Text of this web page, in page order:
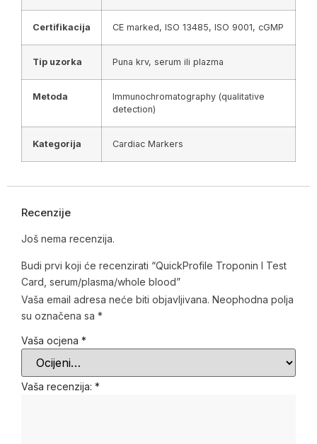
Certifikacija CE marked, ISO 13485, ISO 9001, cGMP
Tip uzorka Puna krv, serum ili plazma
Metoda
Immunochromatography (qualitative
detection)
Kategorija Cardiac Markers
Recenzije
Još nema recenzija.
Budi prvi koji će recenzirati “QuickProfile Troponin I Test
Card, serum/plasma/whole blood”
Vaša email adresa neće biti objavljivana. Neophodna polja
su označena sa *
Vaša ocjena *
Vaša recenzija: *